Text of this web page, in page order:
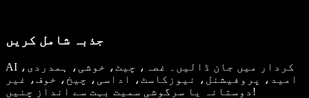
جذبہ شامل کریں
AI کردار میں جان ڈالیں۔ غصہ، چیٹ، خوشی، ہمدردی،
امید، پروفیشنل، نیوزکاسٹ، اداسی، چیخ، خوف، غیر
دوستانہ یا سرگوشی سمیت بہت سے انداز چنیں!